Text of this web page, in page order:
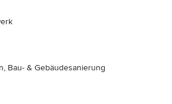
Bau- & Gebäudesanierung